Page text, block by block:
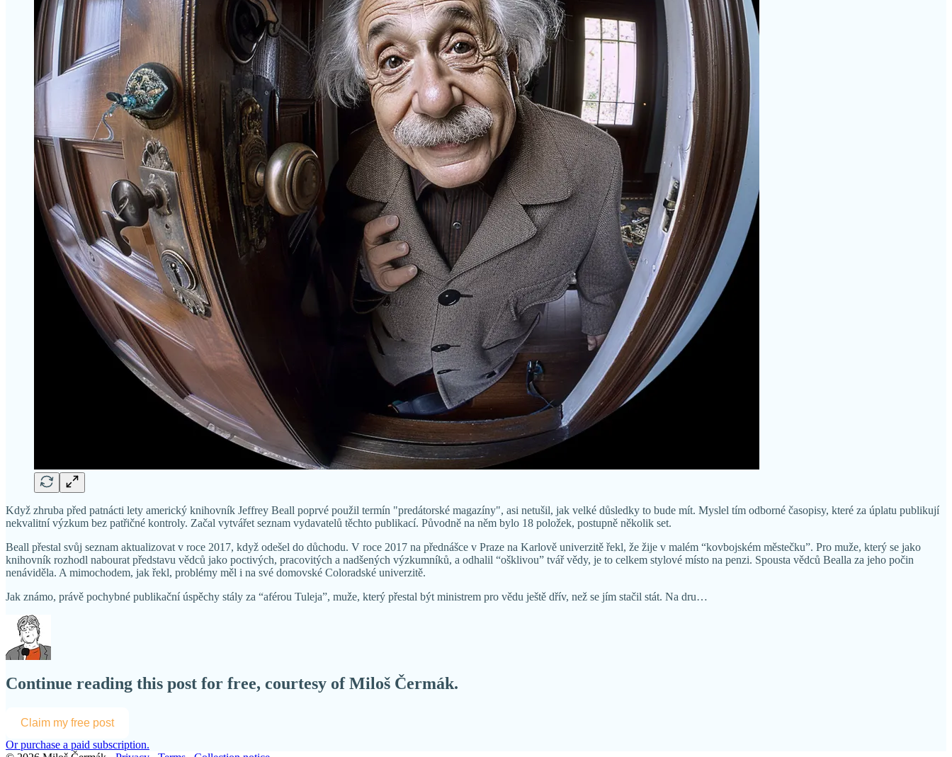
Když zhruba před patnácti lety americký knihovník Jeffrey Beall poprvé použil termín "predátorské magazíny", asi netušil, jak velké důsledky to bude mít. Myslel tím odborné časopisy, které za úplatu publikují
nekvalitní výzkum bez patřičné kontroly. Začal vytvářet seznam vydavatelů těchto publikací. Původně na něm bylo 18 položek, postupně několik set.
Beall přestal svůj seznam aktualizovat v roce 2017, když odešel do důchodu. V roce 2017 na přednášce v Praze na Karlově univerzitě řekl, že žije v malém “kovbojském městečku”. Pro muže, který se jako
knihovník rozhodl nabourat představu vědců jako poctivých, pracovitých a nadšených výzkumníků, a odhalil “ošklivou” tvář vědy, je to celkem stylové místo na penzi. Spousta vědců Bealla za jeho počin
nenáviděla. A mimochodem, jak řekl, problémy měl i na své domovské Coloradské univerzitě.
Jak známo, právě pochybné publikační úspěchy stály za “aférou Tuleja”, muže, který přestal být ministrem pro vědu ještě dřív, než se jím stačil stát. Na dru…
Continue reading this post for free, courtesy of Miloš Čermák.
Claim my free post
Or purchase a paid subscription.